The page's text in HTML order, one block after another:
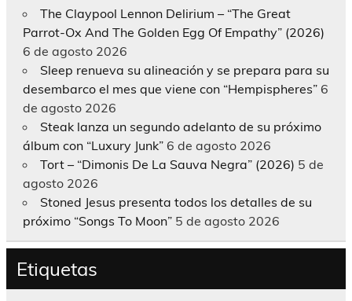
The Claypool Lennon Delirium – “The Great
Parrot-Ox And The Golden Egg Of Empathy” (2026)
6 de agosto 2026
Sleep renueva su alineación y se prepara para su
desembarco el mes que viene con “Hempispheres” 6
de agosto 2026
Steak lanza un segundo adelanto de su próximo
álbum con “Luxury Junk” 6 de agosto 2026
Tort – “Dimonis De La Sauva Negra” (2026) 5 de
agosto 2026
Stoned Jesus presenta todos los detalles de su
próximo “Songs To Moon” 5 de agosto 2026
Etiquetas